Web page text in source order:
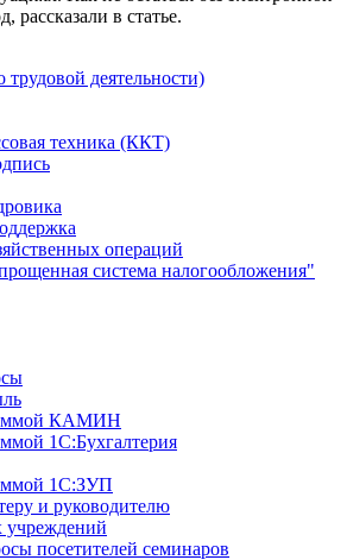
рассказали в статье.
деятельности)
техника (ККТ)
операций
система налогообложения"
КАМИН
1С:Бухгалтерия
1С:ЗУП
и руководителю
посетителей семинаров